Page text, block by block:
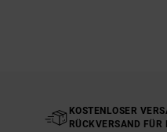
KOSTENLOSER
RÜCKVERSAND FÜR